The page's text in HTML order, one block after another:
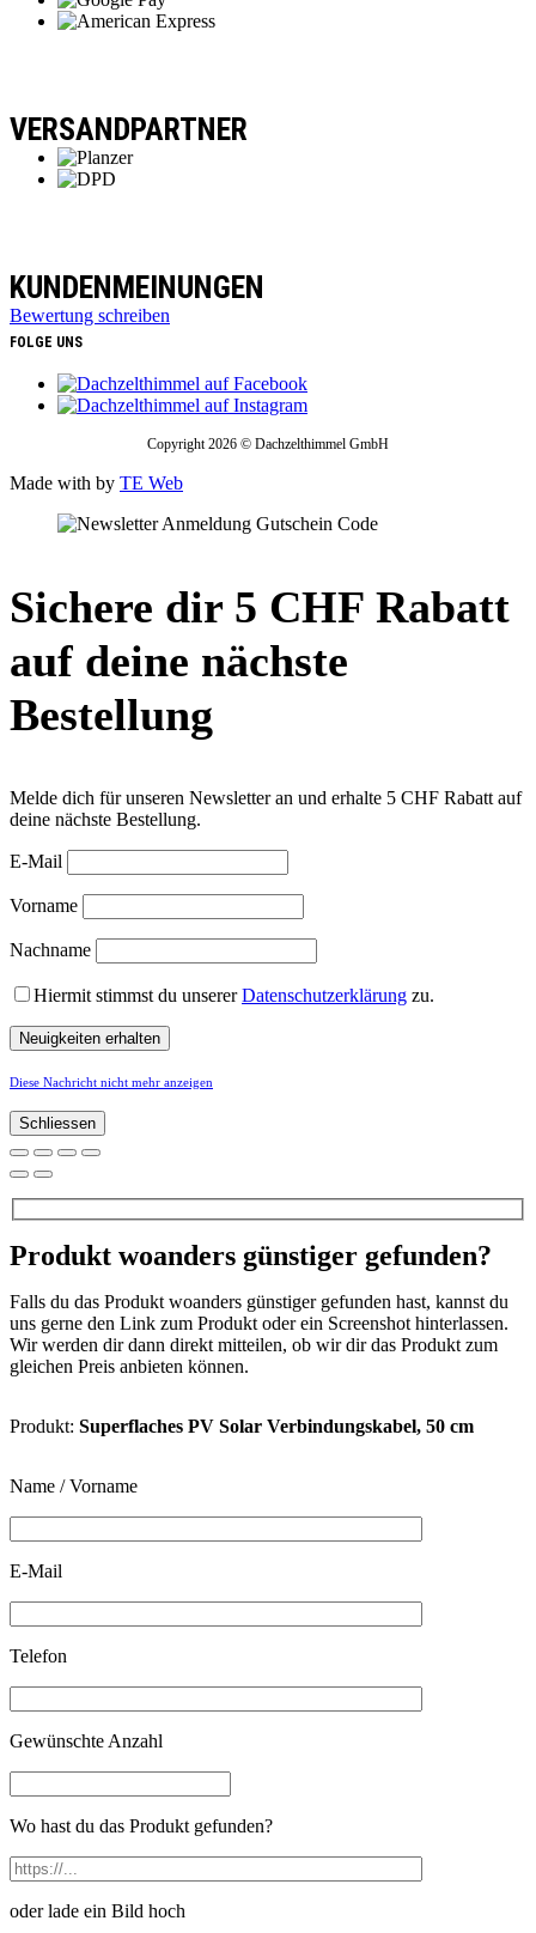
VERSANDPARTNER
KUNDENMEINUNGEN
Bewertung schreiben
FOLGE UNS
Copyright 2026 © Dachzelthimmel GmbH
Made with by TE Web
Sichere dir 5 CHF Rabatt
auf deine nächste
Bestellung
Melde dich für unseren Newsletter an und erhalte 5 CHF Rabatt auf
deine nächste Bestellung.
E-Mail
Vorname
Nachname
Hiermit stimmst du unsererDatenschutzerklärung zu.
Diese Nachricht nicht mehr anzeigen
Schliessen
Produkt woanders günstiger gefunden?
Falls du das Produkt woanders günstiger gefunden hast, kannst du
uns gerne den Link zum Produkt oder ein Screenshot hinterlassen.
Wir werden dir dann direkt mitteilen, ob wir dir das Produkt zum
gleichen Preis anbieten können.
Produkt: Superflaches PV Solar Verbindungskabel, 50 cm
Name / Vorname
E-Mail
Telefon
Gewünschte Anzahl
Wo hast du das Produkt gefunden?
oder lade ein Bild hoch